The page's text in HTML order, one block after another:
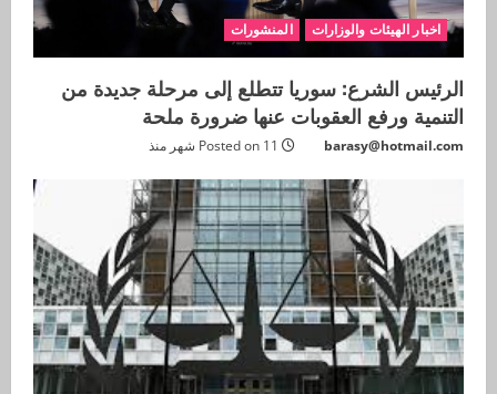
اخبار الهيئات والوزارات المنشورات
الرئيس الشرع: سوريا تتطلع إلى مرحلة جديدة من
التنمية ورفع العقوبات عنها ضرورة ملحة
barasy@hotmail.com